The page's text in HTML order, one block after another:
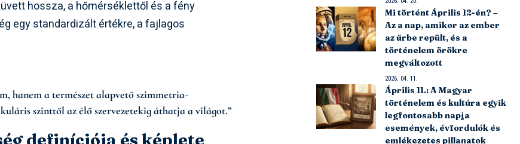
hossza, a hőmérséklettől és a fény
egy standardizált értékre, a fajlagos
hanem a természet alapvető szimmetria-
szinttől az élő szervezetekig áthatja a világot.”
definíciója és képlete
Mi történt Április 12-én? –
Az a nap, amikor az ember
az űrbe repült, és a
történelem örökre
megváltozott
2026. 04. 11.
Április 11.: A Magyar
történelem és kultúra egyik
legfontosabb napja
események, évfordulók és
emlékezetes pillanatok